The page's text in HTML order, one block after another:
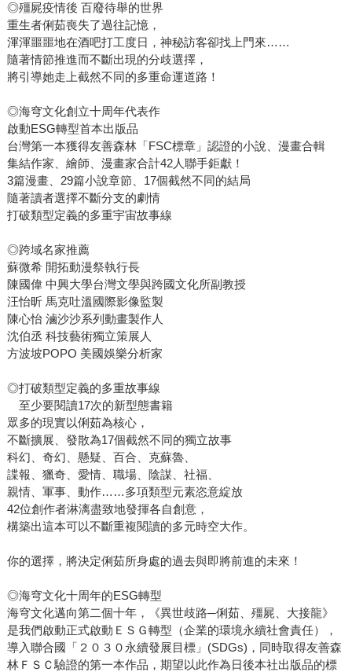
◎殭屍疫情後 百廢待舉的世界
重生者俐茹喪失了過往記憶，
渾渾噩噩地在酒吧打工度日，神秘訪客卻找上門來……
隨著情節推進而不斷出現的分歧選擇，
將引導她走上截然不同的多重命運道路！
◎海穹文化創立十周年代表作
啟動ESG轉型首本出版品
台灣第一本獲得友善森林「FSC標章」認證的小說、漫畫合輯
集結作家、繪師、漫畫家合計42人聯手鉅獻！
3篇漫畫、29篇小說章節、17個截然不同的結局
隨著讀者選擇不斷分支的劇情
打破類型定義的多重宇宙故事線
◎跨域名家推薦
蘇微希 開拓動漫祭執行長
陳國偉 中興大學台灣文學與跨國文化所副教授
汪怡昕 馬克吐溫國際影像監製
陳心怡 滷沙沙系列動畫製作人
沈伯丞 科技藝術獨立策展人
方波坡POPO 美國娛樂分析家
◎打破類型定義的多重故事線
至少要閱讀17次的新型態書籍
眾多的現實以俐茹為核心，
不斷擴展、發散為17個截然不同的獨立故事
科幻、奇幻、懸疑、百合、克蘇魯、
諜報、獵奇、愛情、職場、陰謀、社福、
親情、軍事、動作……多項類型元素恣意綻放
42位創作者淋漓盡致地發揮各自創意，
構築出這本可以不斷重複閱讀的多元時空大作。
你的選擇，將決定俐茹所身處的過去與即將前進的未來！
◎海穹文化十周年的ESG轉型
海穹文化邁向第二個十年，《異世歧路─俐茹、殭屍、大接龍》
是我們啟動正式啟動ＥＳＧ轉型（企業的環境永續社會責任），
導入聯合國「２０３０永續發展目標」(SDGs)，同時取得友善森
林ＦＳＣ驗證的第一本作品，期望以此作為日後本社出版品的標